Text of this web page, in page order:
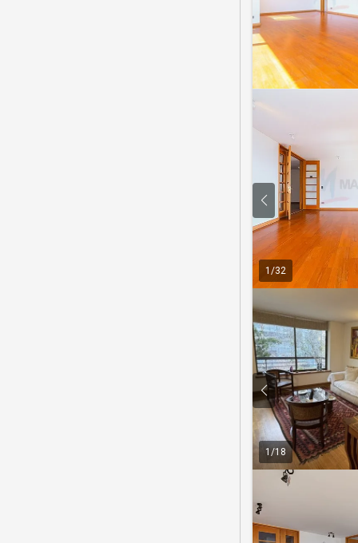
1 /32
1 /18